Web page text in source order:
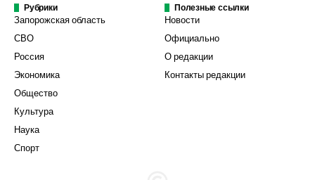
Рубрики
Запорожская область
СВО
Россия
Экономика
Общество
Культура
Наука
Спорт
Полезные ссылки
Новости
Официально
О редакции
Контакты редакции